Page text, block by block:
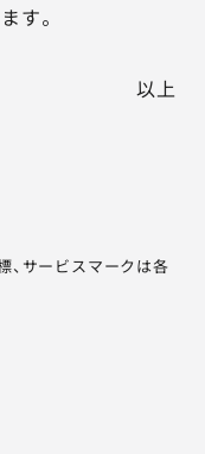
す。
以上
、サービスマークは各